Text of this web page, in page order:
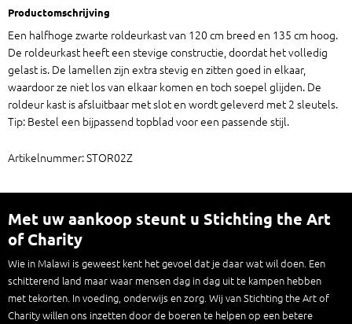
Productomschrijving
Een halfhoge zwarte roldeurkast van 120 cm breed en 135 cm hoog.
De roldeurkast heeft een stevige constructie, doordat het volledig
gelast is. De lamellen zijn extra stevig en zitten goed in elkaar,
waardoor ze niet los van elkaar komen en toch soepel glijden. De
roldeur kast is afsluitbaar met slot en wordt geleverd met 2 sleutels.
Tip: Bestel een bijpassend topblad voor een passende stijl.
Artikelnummer: STOR02Z
Met uw aankoop steunt u Stichting the Art
of Charity
Wie in Malawi is geweest kent het gevoel dat je daar wat wil doen. Een
schitterend land maar waar mensen dag in dag uit te kampen hebben
met tekorten. In voeding, onderwijs en zorg. Wij van Stichting the Art of
Charity willen ons inzetten door de boeren te helpen op een betere